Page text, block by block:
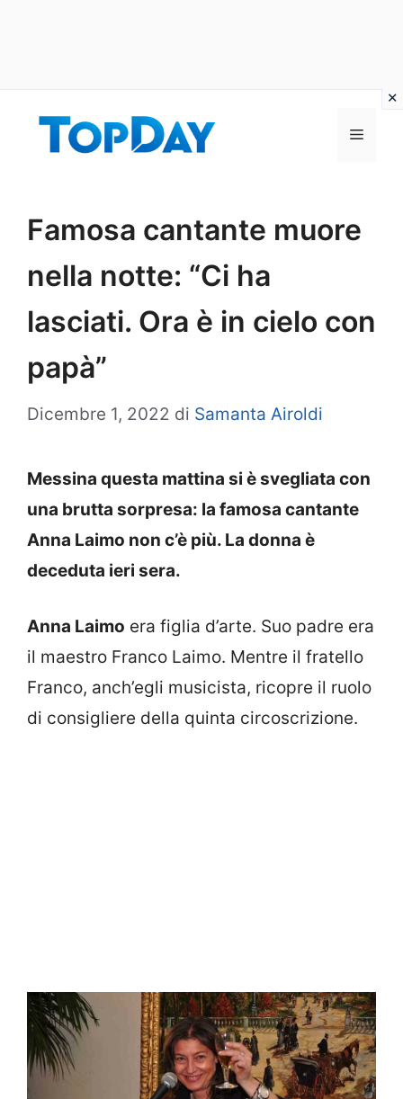
Menu
Famosa cantante muore
nella notte: “Ci ha
lasciati. Ora è in cielo con
papà”
Dicembre 1, 2022 di Samanta Airoldi
Messina questa mattina si è svegliata con
una brutta sorpresa: la famosa cantante
Anna Laimo non c’è più. La donna è
deceduta ieri sera.
Anna Laimo era figlia d’arte. Suo padre era
il maestro Franco Laimo. Mentre il fratello
Franco, anch’egli musicista, ricopre il ruolo
di consigliere della quinta circoscrizione.